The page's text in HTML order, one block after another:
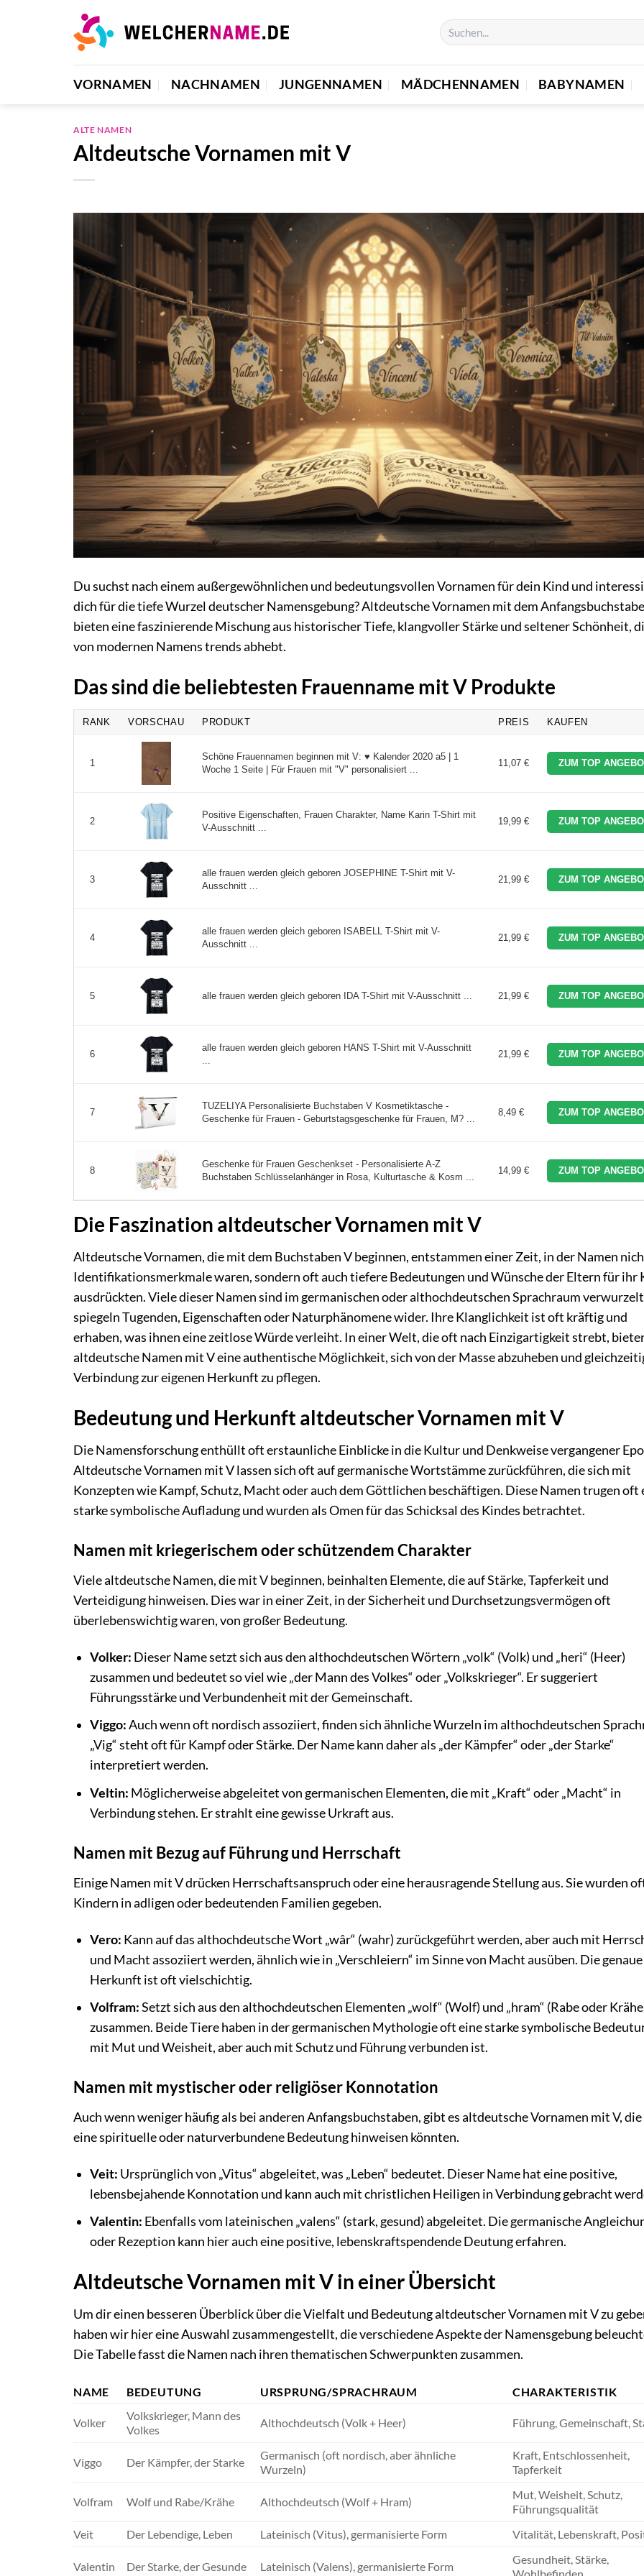
VORNAMEN NACHNAMEN JUNGENNAMEN MÄDCHENNAMEN BABYNAMEN
ALTE NAMEN
Altdeutsche Vornamen mit V
Du suchst nach einem außergewöhnlichen und bedeutungsvollen Vornamen für dein Kind und
dich für die tiefe Wurzel deutscher Namensgebung? Altdeutsche Vornamen mit dem
bieten eine faszinierende Mischung aus historischer Tiefe, klangvoller Stärke und seltener Schönheit,
von modernen Namens trends abhebt.
Das sind die beliebtesten Frauenname mit V Produkte
RANK VORSCHAU PRODUKT PREIS KAUFEN
1
Schöne Frauennamen beginnen mit V: ♥ Kalender 2020 a5 | 1
Woche 1 Seite | Für Frauen mit "V" personalisiert ...
11,07 € ZUM TOP
2
Positive Eigenschaften, Frauen Charakter, Name Karin T-Shirt mit
V-Ausschnitt ...
19,99 € ZUM TOP
3
alle frauen werden gleich geboren JOSEPHINE T-Shirt mit V-
Ausschnitt ...
21,99 € ZUM TOP
4
alle frauen werden gleich geboren ISABELL T-Shirt mit V-
Ausschnitt ...
21,99 € ZUM TOP
5 alle frauen werden gleich geboren IDA T-Shirt mit V-Ausschnitt ... 21,99 € ZUM TOP
6
alle frauen werden gleich geboren HANS T-Shirt mit V-Ausschnitt
21,99 € ZUM TOP
7
TUZELIYA Personalisierte Buchstaben V Kosmetiktasche -
Geschenke für Frauen - Geburtstagsgeschenke für Frauen, M? ...
8,49 € ZUM TOP
8
Geschenke für Frauen Geschenkset - Personalisierte A-Z
Buchstaben Schlüsselanhänger in Rosa, Kulturtasche & Kosm ...
14,99 € ZUM TOP
Die Faszination altdeutscher Vornamen mit V
Altdeutsche Vornamen, die mit dem Buchstaben V beginnen, entstammen einer Zeit, in der Namen
Identifikationsmerkmale waren, sondern oft auch tiefere Bedeutungen und Wünsche der Eltern für ihr
ausdrückten. Viele dieser Namen sind im germanischen oder althochdeutschen Sprachraum
spiegeln Tugenden, Eigenschaften oder Naturphänomene wider. Ihre Klanglichkeit ist oft kräftig und
erhaben, was ihnen eine zeitlose Würde verleiht. In einer Welt, die oft nach Einzigartigkeit strebt,
altdeutsche Namen mit V eine authentische Möglichkeit, sich von der Masse abzuheben und
Verbindung zur eigenen Herkunft zu pflegen.
Bedeutung und Herkunft altdeutscher Vornamen mit V
Die Namensforschung enthüllt oft erstaunliche Einblicke in die Kultur und Denkweise vergangener
Altdeutsche Vornamen mit V lassen sich oft auf germanische Wortstämme zurückführen, die sich mit
Konzepten wie Kampf, Schutz, Macht oder auch dem Göttlichen beschäftigen. Diese Namen trugen oft
starke symbolische Aufladung und wurden als Omen für das Schicksal des Kindes betrachtet.
Namen mit kriegerischem oder schützendem Charakter
Viele altdeutsche Namen, die mit V beginnen, beinhalten Elemente, die auf Stärke, Tapferkeit und
Verteidigung hinweisen. Dies war in einer Zeit, in der Sicherheit und Durchsetzungsvermögen oft
überlebenswichtig waren, von großer Bedeutung.
Volker: Dieser Name setzt sich aus den althochdeutschen Wörtern „volk“ (Volk) und „heri“ (Heer)
zusammen und bedeutet so viel wie „der Mann des Volkes“ oder „Volkskrieger“. Er suggeriert
Führungsstärke und Verbundenheit mit der Gemeinschaft.
Viggo:Auch wenn oft nordisch assoziiert, finden sich ähnliche Wurzeln im althochdeutschen
„Vig“ steht oft für Kampf oder Stärke. Der Name kann daher als „der Kämpfer“ oder „der Starke“
interpretiert werden.
Veltin: Möglicherweise abgeleitet von germanischen Elementen, die mit „Kraft“ oder „Macht“ in
Verbindung stehen. Er strahlt eine gewisse Urkraft aus.
Namen mit Bezug auf Führung und Herrschaft
Einige Namen mit V drücken Herrschaftsanspruch oder eine herausragende Stellung aus. Sie wurden
Kindern in adligen oder bedeutenden Familien gegeben.
Vero: Kann auf das althochdeutsche Wort „wâr“ (wahr) zurückgeführt werden, aber auch mit
und Macht assoziiert werden, ähnlich wie in „Verschleiern“ im Sinne von Macht ausüben. Die genaue
Herkunft ist oft vielschichtig.
Volfram:Setzt sich aus den althochdeutschen Elementen „wolf“ (Wolf) und „hram“ (Rabe oder
zusammen. Beide Tiere haben in der germanischen Mythologie oft eine starke symbolische
mit Mut und Weisheit, aber auch mit Schutz und Führung verbunden ist.
Namen mit mystischer oder religiöser Konnotation
Auch wenn weniger häufig als bei anderen Anfangsbuchstaben, gibt es altdeutsche Vornamen mit V,
eine spirituelle oder naturverbundene Bedeutung hinweisen könnten.
Veit: Ursprünglich von „Vitus“ abgeleitet, was „Leben“ bedeutet. Dieser Name hat eine positive,
lebensbejahende Konnotation und kann auch mit christlichen Heiligen in Verbindung gebracht
Valentin: Ebenfalls vom lateinischen „valens“ (stark, gesund) abgeleitet. Die germanische
oder Rezeption kann hier auch eine positive, lebenskraftspendende Deutung erfahren.
Altdeutsche Vornamen mit V in einer Übersicht
Um dir einen besseren Überblick über die Vielfalt und Bedeutung altdeutscher Vornamen mit V zu
haben wir hier eine Auswahl zusammengestellt, die verschiedene Aspekte der Namensgebung
Die Tabelle fasst die Namen nach ihren thematischen Schwerpunkten zusammen.
NAME BEDEUTUNG URSPRUNG/SPRACHRAUM CHARAKTERISTIK
Volker
Volkskrieger, Mann des
Volkes
Althochdeutsch (Volk + Heer) Führung, Gemeinschaft,
Viggo Der Kämpfer, der Starke
Germanisch (oft nordisch, aber ähnliche
Wurzeln)
Kraft, Entschlossenheit,
Tapferkeit
Volfram Wolf und Rabe/Krähe Althochdeutsch (Wolf + Hram)
Mut, Weisheit, Schutz,
Führungsqualität
Veit
Der Lebendige, Leben Lateinisch (Vitus), germanisierte Form Vitalität, Lebenskraft,
Valentin Der Starke, der Gesunde Lateinisch (Valens), germanisierte Form
Gesundheit, Stärke,